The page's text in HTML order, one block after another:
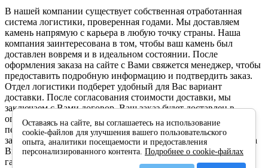
Оставаясь на сайте, вы соглашаетесь на использование
cookie-файлов для улучшения вашего пользовательского
опыта, аналитики посещаемости и предоставления
персонализированного контента. Подробнее о cookie-файлах
В нашей компании существует собственная отработанная
система логистики, проверенная годами. Мы доставляем
камень напрямую с карьера в любую точку страны. Наша
компания заинтересована в том, чтобы ваш камень был
доставлен вовремя и в идеальном состоянии. После
оформления заказа на сайте с Вами свяжется менеджер, чтобы
предоставить подробную информацию и подтвердить заказ.
Отдел логистики подберет удобный для Вас вариант
доставки. После согласования стоимости доставки, мы
заключаем с Вами договор. Ваш заказ будет доставлен в
оговоренный срок и в отличном состоянии. Камень
перевозится в специальной упаковке, укладкой в которую
занимаются обученные для этого люди. Перед оплатой заказа
Вы проверяете и осматриваете доставленный товар. Мы
гарантируем высокое качество обслуживания, минимальные